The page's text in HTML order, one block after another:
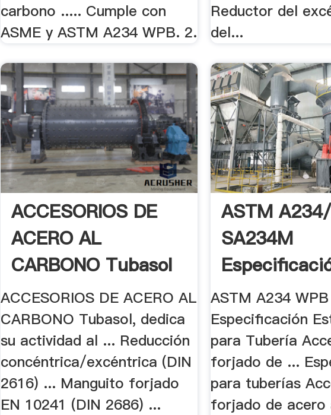
carbono ..... Cumple con
ASME y ASTM A234 WPB. 2.
Reductor del
del...
ACCESORIOS DE
ACERO AL
CARBONO Tubasol
ACCESORIOS DE ACERO AL
CARBONO Tubasol, dedica
su actividad al ... Reducción
concéntrica/excéntrica (DIN
2616) ... Manguito forjado
EN 10241 (DIN 2686) ...
ASTM
SA234M
Estándar
ASTM A234
Especificación
para Tubería
forjado de ...
para tuberías
forjado de acero